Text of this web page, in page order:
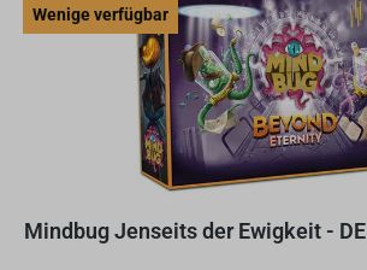
Wenige verfügbar
Mindbug Jenseits der Ewigkeit - DE